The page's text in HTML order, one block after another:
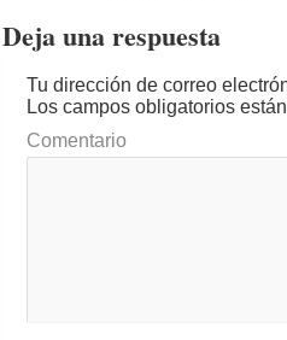
Deja una respuesta
Tu dirección de correo
Los campos obligatorios
Comentario